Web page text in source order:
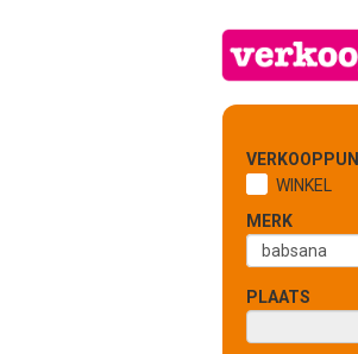
WINKEL
MERK
PLAATS